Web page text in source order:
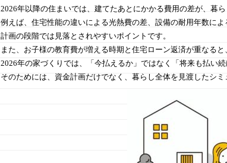
2026年以降の住まいでは、建てたあとにかかる費用の差が、暮
例えば、住宅性能の違いによる光熱費の差、設備の耐用年数に
計画の段階では見落とされやすいポイントです。
また、お子様の教育費が増える時期と住宅ローン返済が重なる
2026年の家づくりでは、「今払えるか」ではなく「将来も払い
そのためには、資金計画だけでなく、暮らし全体を見渡したシミ